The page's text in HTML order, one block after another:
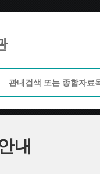
내